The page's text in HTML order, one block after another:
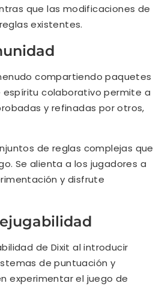
que las modificaciones de
existentes.
compartiendo paquetes
espíritu colaborativo permite a
y refinadas por otros,
de reglas complejas que
Se alienta a los jugadores a
y disfrute
de Dixit al introducir
de puntuación y
experimentar el juego de